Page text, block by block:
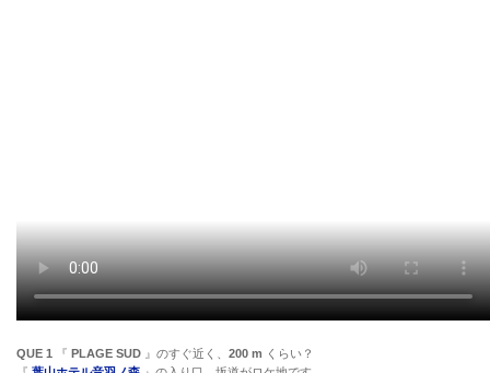
QUE 1 『 PLAGE SUD 』のすぐ近く、 200 m くらい？